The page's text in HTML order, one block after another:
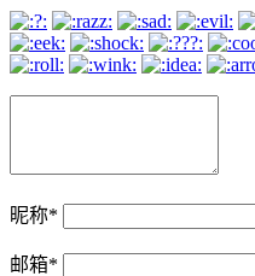
昵称*
邮箱*